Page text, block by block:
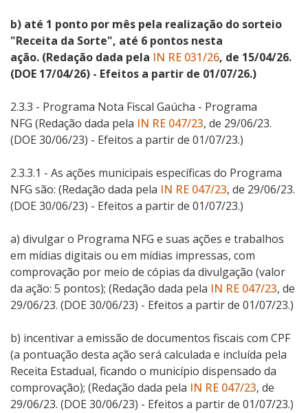
b) até 1 ponto por mês pela realização do sorteio
"Receita da Sorte", até 6 pontos nesta
ação. (Redação dada pela IN RE 031/26, de 15/04/26.
(DOE 17/04/26) - Efeitos a partir de 01/07/26.)
2.3.3 - Programa Nota Fiscal Gaúcha - Programa
NFG (Redação dada pela IN RE 047/23, de 29/06/23.
(DOE 30/06/23) - Efeitos a partir de 01/07/23.)
2.3.3.1 - As ações municipais específicas do Programa
NFG são: (Redação dada pela IN RE 047/23, de 29/06/23.
(DOE 30/06/23) - Efeitos a partir de 01/07/23.)
a) divulgar o Programa NFG e suas ações e trabalhos
em mídias digitais ou em mídias impressas, com
comprovação por meio de cópias da divulgação (valor
da ação: 5 pontos); (Redação dada pela IN RE 047/23, de
29/06/23. (DOE 30/06/23) - Efeitos a partir de 01/07/23.)
b) incentivar a emissão de documentos fiscais com CPF
(a pontuação desta ação será calculada e incluída pela
Receita Estadual, ficando o município dispensado da
comprovação); (Redação dada pela IN RE 047/23, de
29/06/23. (DOE 30/06/23) - Efeitos a partir de 01/07/23.)